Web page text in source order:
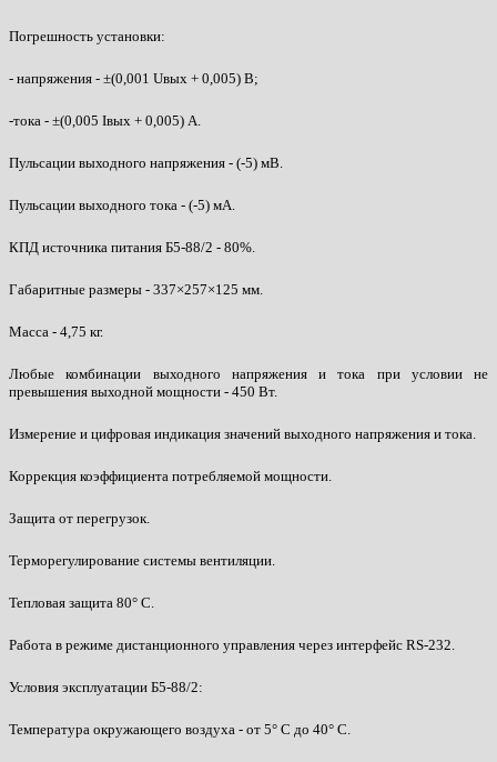
Погрешность установки:
- напряжения - ±(0,001 Uвых + 0,005) В;
-тока - ±(0,005 Iвых + 0,005) А.
Пульсации выходного напряжения - (-5) мВ.
Пульсации выходного тока - (-5) мА.
КПД источника питания Б5-88/2 - 80%.
Габаритные размеры - 337×257×125 мм.
Масса - 4,75 кг.
Любые комбинации выходного напряжения и тока при условии не
превышения выходной мощности - 450 Вт.
Измерение и цифровая индикация значений выходного напряжения и тока.
Коррекция коэффициента потребляемой мощности.
Защита от перегрузок.
Терморегулирование системы вентиляции.
Тепловая защита 80° С.
Работа в режиме дистанционного управления через интерфейс RS-232.
Условия эксплуатации Б5-88/2:
Температура окружающего воздуха - от 5° С до 40° С.